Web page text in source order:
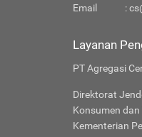
Email
:
Layanan
PT Agregasi
Direktorat
Konsumen dan
Kementerian